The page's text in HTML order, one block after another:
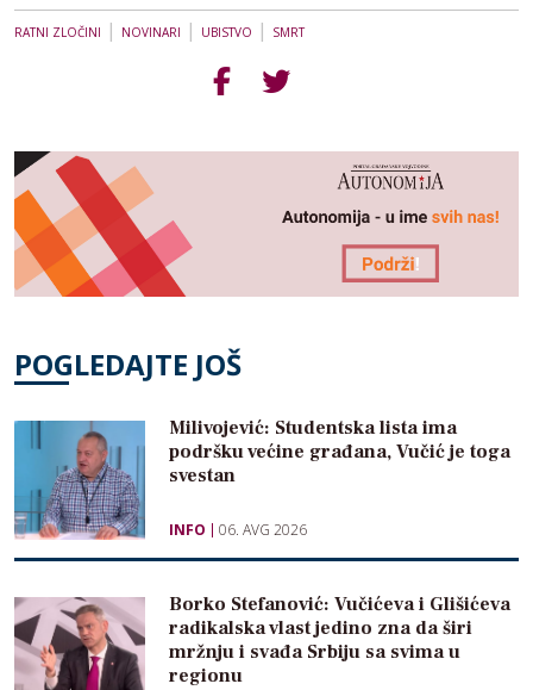
RATNI ZLOČINI | NOVINARI | UBISTVO | SMRT
POGLEDAJTE JOŠ
Milivojević: Studentska lista ima
podršku većine građana, Vučić je toga
svestan
INFO 06. AVG 2026
Borko Stefanović: Vučićeva i Glišićeva
radikalska vlast jedino zna da širi
mržnju i svađa Srbiju sa svima u
regionu